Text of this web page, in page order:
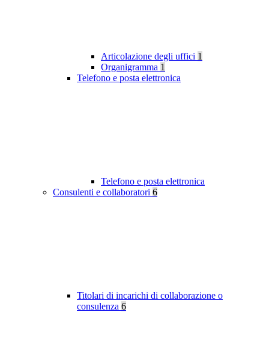
Articolazione degli uffici 1
Organigramma 1
Telefono e posta elettronica
Telefono e posta elettronica
Consulenti e collaboratori 6
Titolari di incarichi di collaborazione o
consulenza 6